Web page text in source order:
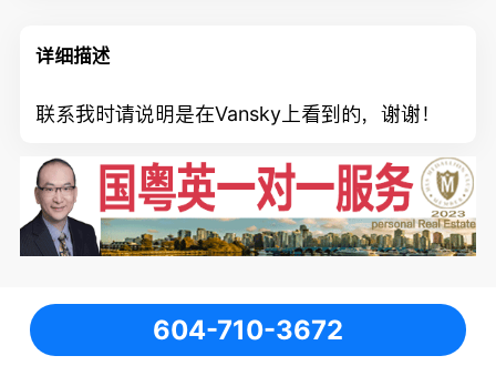
详细描述
联系我时请说明是在Vansky上看到的，谢谢！
604-710-3672